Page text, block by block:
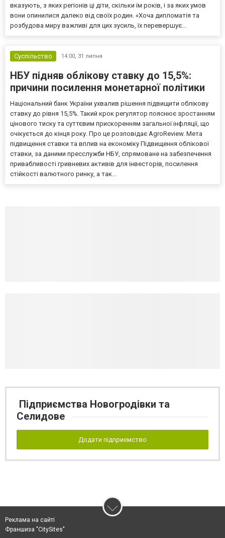
вказують, з яких регіонів ці діти, скільки їм років, і за яких умов
вони опинилися далеко від своїх родин. «Хоча дипломатія та
розбудова миру важливі для цих зусиль, їх перевершує...
Суспільство 14:00, 31 липня
НБУ підняв облікову ставку до 15,5%:
причини посилення монетарної політики
Національний банк України ухвалив рішення підвищити облікову
ставку до рівня 15,5%. Такий крок регулятор пояснює зростанням
цінового тиску та суттєвим прискоренням загальної інфляції, що
очікується до кінця року. Про це розповідає AgroReview. Мета
підвищення ставки та вплив на економіку Підвищення облікової
ставки, за даними пресслужби НБУ, спрямоване на забезпечення
привабливості гривневих активів для інвесторів, посилення
стійкості валютного ринку, а так...
Підприємства Новогродівки та
Селидове
Додати підприємство
Реклама на сайті
Франшиза "CitySites"